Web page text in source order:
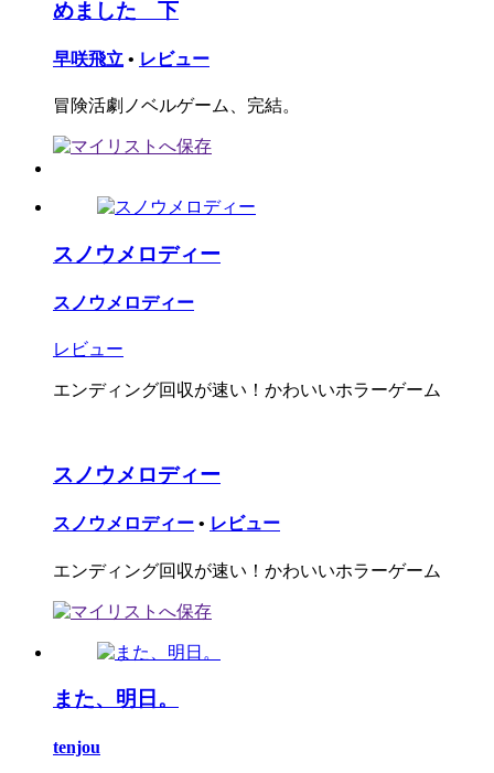
めました 下
早咲飛立 • レビュー
冒険活劇ノベルゲーム、完結。
スノウメロディー
スノウメロディー
レビュー
エンディング回収が速い！かわいいホラーゲーム
スノウメロディー
スノウメロディー • レビュー
エンディング回収が速い！かわいいホラーゲーム
また、明日。
tenjou